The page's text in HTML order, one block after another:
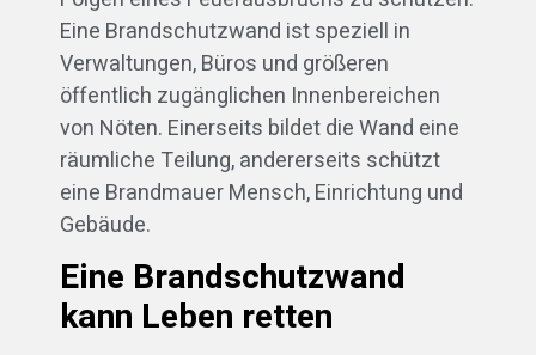
Eine Brandschutzwand ist speziell in
Verwaltungen, Büros und größeren
öffentlich zugänglichen Innenbereichen
von Nöten. Einerseits bildet die Wand eine
räumliche Teilung, andererseits schützt
eine Brandmauer Mensch, Einrichtung und
Gebäude.
Eine Brandschutzwand
kann Leben retten